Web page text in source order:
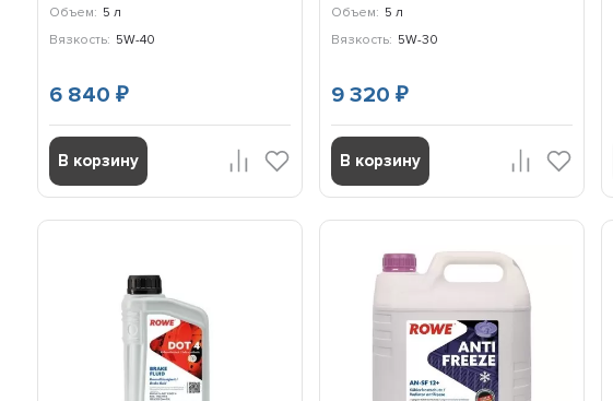
Объем: 5 л
Вязкость: 5W-40
6 840₽
В корзину
Объем: 5 л
Вязкость: 5W-30
9 320₽
В корзину